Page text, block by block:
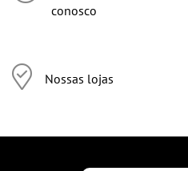
conosco
Nossas lojas